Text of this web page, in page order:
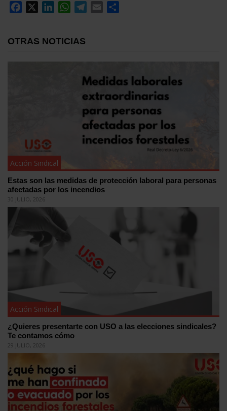
Facebook
LinkedInWhatsApp
Telegram
Email
OTRAS NOTICIAS
Acción Sindical
Estas son las medidas de protección laboral para personas
afectadas por los incendios
30 JULIO, 2026
Acción Sindical
¿Quieres presentarte con USO a las elecciones sindicales?
Te contamos cómo
29 JULIO, 2026